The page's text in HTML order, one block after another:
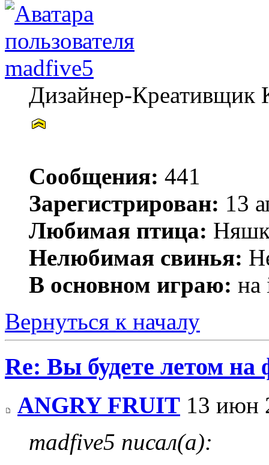
madfive5
Дизайнер-Креативщик
Сообщения: 441
Зарегистрирован: 13
Любимая птица:
Нелюбимая свинья:
В основном играю: на
Вернуться к началу
Re: Вы будете летом на
ANGRY FRUIT 13 июн
madfive5 писал(а):